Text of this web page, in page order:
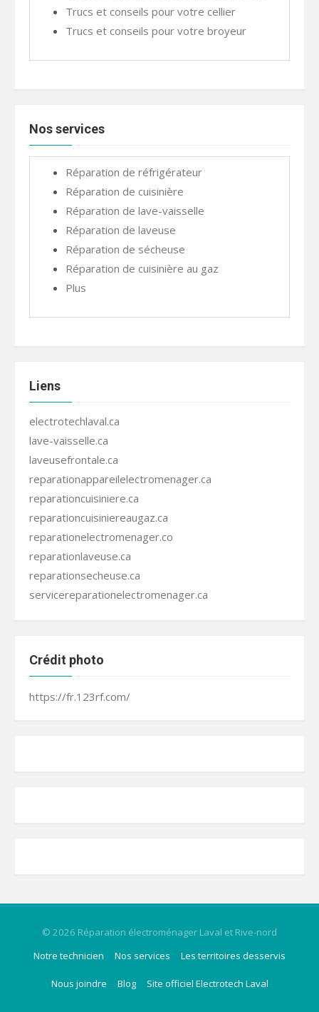
Trucs et conseils pour votre cellier
Trucs et conseils pour votre broyeur
Nos services
Réparation de réfrigérateur
Réparation de cuisinière
Réparation de lave-vaisselle
Réparation de laveuse
Réparation de sécheuse
Réparation de cuisinière au gaz
Plus
Liens
electrotechlaval.ca
lave-vaisselle.ca
laveusefrontale.ca
reparationappareilelectromenager.ca
reparationcuisiniere.ca
reparationcuisiniereaugaz.ca
reparationelectromenager.co
reparationlaveuse.ca
reparationsecheuse.ca
servicereparationelectromenager.ca
Crédit photo
https://fr.123rf.com/
© 2026 Réparation électroménager Laval et Rive-nord
Notre technicien
Nos services Les territoires desservis
Nous joindre Blog Site officiel Electrotech Laval